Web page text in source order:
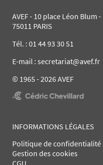
AVEF - 10 place Léon Blum -
75011 PARIS
Tél. : 01 44 93 30 51
E-mail : secretariat@avef.fr
© 1965 - 2026 AVEF
INFORMATIONS LÉGALES
Politique de confidentialité
Gestion des cookies